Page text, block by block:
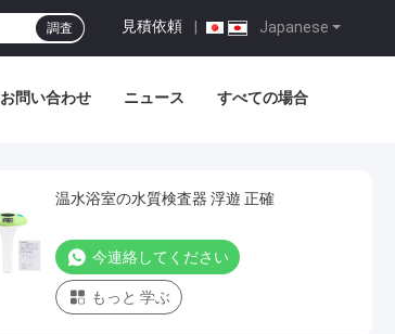
Japanese
見積依頼
調査
お問い合わせ ニュース すべての場合
温水浴室の水質検査器 浮遊 正確
今連絡してください
もっと 学ぶ